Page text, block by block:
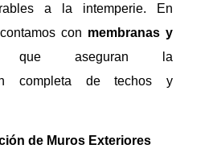
a la intemperie. En
con membranas y
aseguran la
completa de techos y
de Muros Exteriores